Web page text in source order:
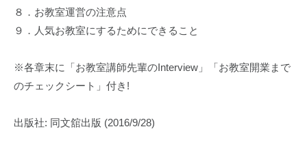
８．お教室運営の注意点
９．人気お教室にするためにできること
※各章末に「お教室講師先輩のInterview」「お教室開業まで
のチェックシート」付き!
出版社: 同文舘出版 (2016/9/28)